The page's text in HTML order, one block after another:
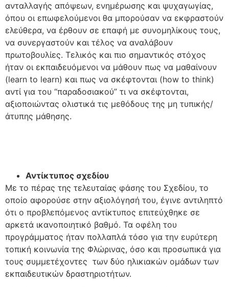
ανταλλαγής απόψεων, ενημέρωσης και ψυχαγωγίας,
όπου οι επωφελούμενοι θα μπορούσαν να εκφραστούν
ελεύθερα, να έρθουν σε επαφή με συνομηλίκους τους,
να συνεργαστούν και τέλος να αναλάβουν
πρωτοβουλίες. Τελικός και πιο σημαντικός στόχος
ήταν οι εκπαιδευόμενοι να μάθουν πως να μαθαίνουν
(learn to learn) και πως να σκέφτονται (how to think)
αντί για του “παραδοσιακού” τι να σκέφτονται,
αξιοποιώντας ολιστικά τις μεθόδους της μη τυπικής/
άτυπης μάθησης.
Αντίκτυπος σχεδίου
Με το πέρας της τελευταίας φάσης του Σχεδίου, το
οποίο αφορούσε στην αξιολόγησή του, έγινε αντιληπτό
ότι ο προβλεπόμενος αντίκτυπος επιτεύχθηκε σε
αρκετά ικανοποιητικό βαθμό. Τα οφέλη του
προγράμματος ήταν πολλαπλά τόσο για την ευρύτερη
τοπική κοινωνία της Φλώρινας, όσο και προσωπικά για
τους συμμετέχοντες των δύο ηλικιακών ομάδων των
εκπαιδευτικών δραστηριοτήτων.